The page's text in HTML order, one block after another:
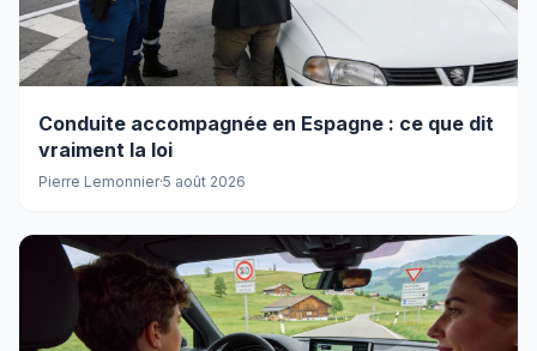
Conduite accompagnée en Espagne : ce que dit
vraiment la loi
Pierre Lemonnier·5 août 2026